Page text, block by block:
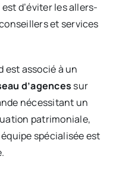
d’éviter les allers-
et services
est associé à un
d’agences sur
nécessitant un
patrimoniale,
spécialisée est